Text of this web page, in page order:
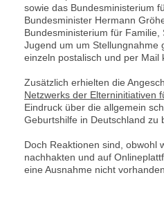
sowie das Bundesministerium
Bundesminister Hermann
Bundesministerium für
Jugend um um Stellungnahme
einzeln postalisch und per Mail
Zusätzlich erhielten die
Netzwerks der Elterninitiativen
Eindruck über die allgemein
Geburtshilfe in Deutschland zu
Doch Reaktionen sind, obwohl
nachhakten und auf
eine Ausnahme nicht vorhanden.